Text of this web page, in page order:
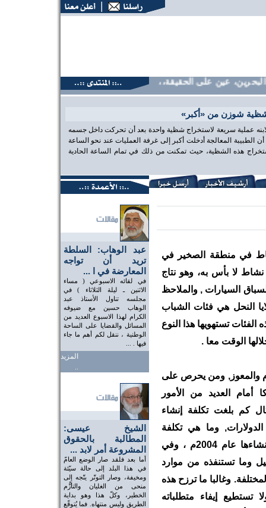
عين على الحقيقة،، منتديات البحرين، عين على
شوزن من «أكبر»
عملية سريعة لاستخراج شظية واحدة بعد أن تحركت داخل جسمه
المعالجة أدخلت أكبر إلى غرفة العمليات عند نحو الساعة
هذه الشظية، حيث تمكنت من ذلك في تمام الساعة الحادية
عبد الوهاب: السلطة
تريد أن تواجه
المعارضة في ا ...
في لقائه الاسبوعي ( مساء
الاثنين ـ ليلة الثلاثاء ) في
مجلسه تناول الأستاذ عبد
الوهاب حسين مع ضيوفه
الكرام لهذا الاسبوع العديد من
المسائل والقضايا على الساحة
الوطنية ، ننقل لكم أهم ما جاء
فيها . ...
المزيد
..
الشيخ عيسى:
المطالبة بالحقوق
المشروعة أمر لابد ...
أما بعد فلقد صار الوضع العامّ
في هذا البلد إلى حالة سيّئة
ومخيفة، وصار التوتّر يتّجه إلى
منحى من الغليان والتأزُّم
الخطير، وكلّ هذا وهو بداية
الطريق وليس منتهاه. فما يُتوقّع
في منطقة الصخير في
لا بأس به، وهو نتاج
إنشاء حلبة الفورميلا (1) لسباق السيارات , والملاحظ
النحل هي فئات الشباب
تستهويها هذا النوع
الوقت معا .
والمعوز, ومن يحرص على
أمام العديد من الأمور
كم بلغت تكلفة إنشاء
وما هي تكلفة
الحفاظ على المشروع طوال السنة ومنذ إنشاءها عام 2004م ، وفي
وما تستنفذه من موارد
وغالبا ما ترزح هذه
تستطيع إيفاء متطلباته